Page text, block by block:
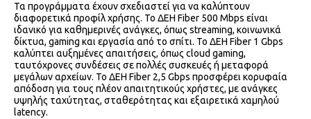
Τα προγράμματα έχουν σχεδιαστεί για να καλύπτουν
διαφορετικά προφίλ χρήσης. Το ΔΕΗ Fiber 500 Mbps είναι
ιδανικό για καθημερινές ανάγκες, όπως streaming, κοινωνικά
δίκτυα, gaming και εργασία από το σπίτι. Το ΔΕΗ Fiber 1 Gbps
καλύπτει αυξημένες απαιτήσεις, όπως cloud gaming,
ταυτόχρονες συνδέσεις σε πολλές συσκευές ή μεταφορά
μεγάλων αρχείων. Το ΔΕΗ Fiber 2,5 Gbps προσφέρει κορυφαία
απόδοση για τους πλέον απαιτητικούς χρήστες, με ανάγκες
υψηλής ταχύτητας, σταθερότητας και εξαιρετικά χαμηλού
latency.